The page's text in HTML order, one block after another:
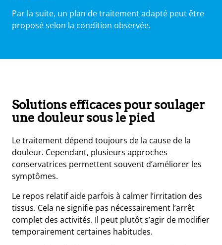
Par la suite, un plan de traitement adapté peut être
proposé selon la condition observée.
Solutions efficaces pour soulager
une douleur sous le pied
Le traitement dépend toujours de la cause de la
douleur. Cependant, plusieurs approches
conservatrices permettent souvent d’améliorer les
symptômes.
Le repos relatif aide parfois à calmer l’irritation des
tissus. Cela ne signifie pas nécessairement l’arrêt
complet des activités. Il peut plutôt s’agir de modifier
temporairement certaines habitudes.